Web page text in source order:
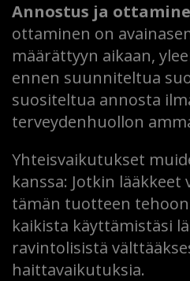
Annostus ja
ottaminen on
määrättyyn aikaan,
ennen suunniteltua
suositeltua annosta
terveydenhuollon
Yhteisvaikutukset
kanssa: Jotkin
tämän tuotteen
kaikista käyttämistäsi
ravintolisistä
haittavaikutuksia.